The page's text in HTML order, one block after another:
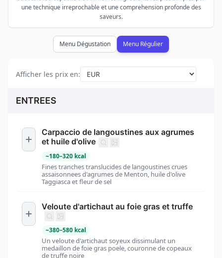
une technique irreprochable et une comprehension profonde des
saveurs.
Menu Dégustation Menu Régulier
Afficher les prix en:
ENTREES
Carpaccio de langoustines aux agrumes
et huile d'olive
~180–320 kcal
Fines tranches translucides de langoustines crues
assaisonnees d'agrumes de Menton, huile d'olive
Taggiasca et fleur de sel
Veloute d'artichaut au foie gras et truffe
~380–580 kcal
Un veloute d'artichaut soyeux dissimulant un
medaillon de foie gras poele, couronne de copeaux
de truffe noire